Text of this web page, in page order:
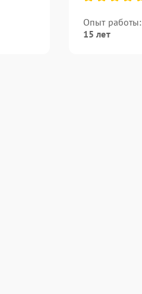
Опыт работы:
15 лет